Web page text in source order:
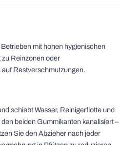
mit hohen hygienischen
Reinzonen oder
Restverschmutzungen.
schiebt Wasser, Reinigerflotte und
beiden Gummikanten kanalisiert –
Sie den Abzieher nach jeder